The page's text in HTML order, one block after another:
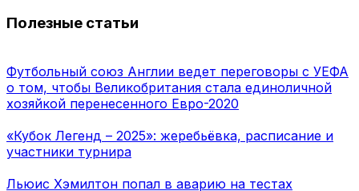
Полезные статьи
Футбольный союз Англии ведет переговоры с УЕФА
о том, чтобы Великобритания стала единоличной
хозяйкой перенесенного Евро-2020
«Кубок Легенд – 2025»: жеребьёвка, расписание и
участники турнира
Льюис Хэмилтон попал в аварию на тестах